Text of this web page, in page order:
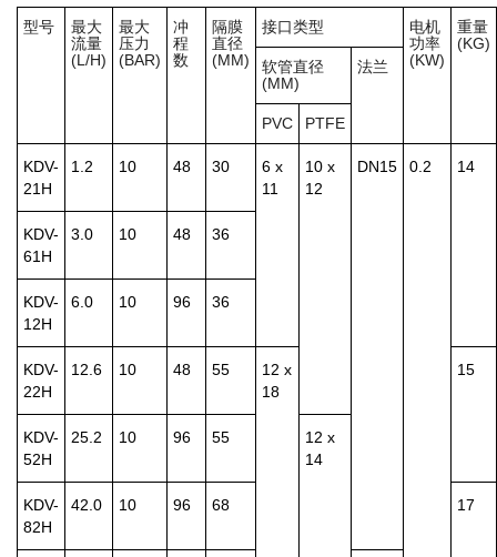
型号
最大
流量
(L/H)
最大
压力
(BAR)
冲
程
数
隔膜
直径
(MM)
接口类型
电机
功率
(KW)
重量
(KG)
软管直径
(MM)
法兰
PVC PTFE
KDV-
21H
1.2 10 48 30
6 x
11
10 x
12
DN15 0.2 14
KDV-
61H
3.0 10 48 36
KDV-
12H
6.0 10 96 36
KDV-
22H
12.6 10 48 55
12 x
18
15
KDV-
52H
25.2 10 96 55
12 x
14
KDV-
82H
42.0 10 96 68 17